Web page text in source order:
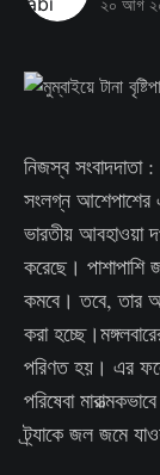
নিজস্ব সংবাদদাতা
সংলগ্ন আশেপাশের
ভারতীয় আবহাওয়া
করেছে। পাশাপাশি
কমবে। তবে, তার
করা
পরিণত হয়। এর
পরিষেবা
ট্র্যাকে জল জমে